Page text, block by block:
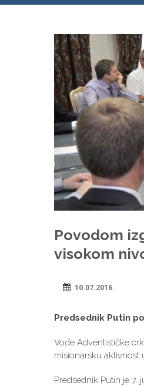
Povodom
visokom
10.07.2016.
Predsednik Putin
Vođe Adventističke
misionarsku aktivnost
Predsednik Putin je